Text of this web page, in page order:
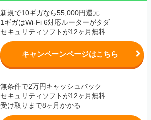
新規で10ギガなら55,000円還元
1ギガはWi-Fi 6対応ルーターがタダ
セキュリティソフトが12ヶ月無料
キャンペーンページはこちら
無条件で2万円キャッシュバック
セキュリティソフトが12ヶ月無料
受け取りまで8ヶ月かかる